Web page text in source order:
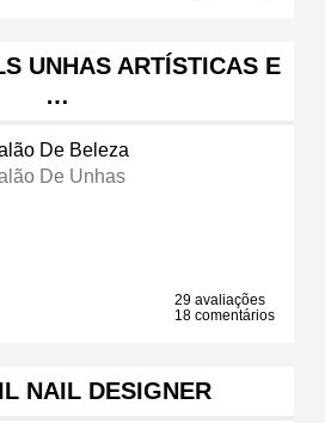
UNHAS ARTÍSTICAS E
…
De Beleza
De Unhas
29 avaliações
18 comentários
NAIL DESIGNER